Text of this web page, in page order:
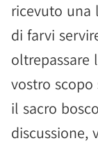
ricevuto una
di farvi
oltrepassare
vostro
il sacro
discussione,